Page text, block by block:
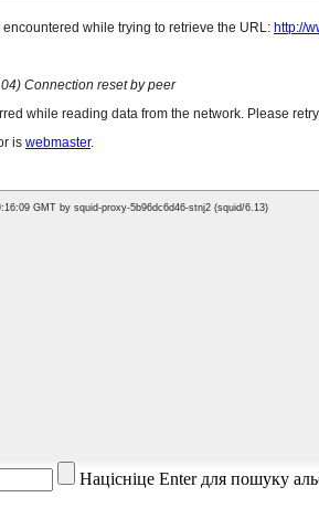
Націсніце Enter для пошуку